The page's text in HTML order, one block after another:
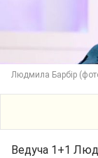
Людмила Барбір
Ведуча 1+1